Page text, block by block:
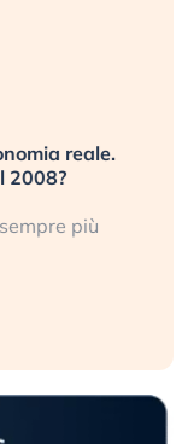
reale.
2008?
più